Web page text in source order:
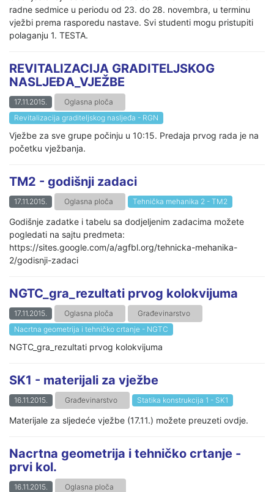
radne sedmice u periodu od 23. do 28. novembra, u terminu
vježbi prema rasporedu nastave. Svi studenti mogu pristupiti
polaganju 1. TESTA.
REVITALIZACIJA GRADITELJSKOG
NASLJEĐA_VJEŽBE
17.11.2015.
Oglasna ploča
Revitalizacija graditeljskog nasljeđa - RGN
Vježbe za sve grupe počinju u 10:15. Predaja prvog rada je na
početku vježbanja.
TM2 - godišnji zadaci
17.11.2015. Oglasna ploča Tehnička mehanika 2 - TM2
Godišnje zadatke i tabelu sa dodjeljenim zadacima možete
pogledati na sajtu predmeta:
https://sites.google.com/a/agfbl.org/tehnicka-mehanika-
2/godisnji-zadaci
NGTC_gra_rezultati prvog kolokvijuma
17.11.2015. Oglasna ploča
Građevinarstvo
Nacrtna geometrija i tehničko crtanje - NGTC
NGTC_gra_rezultati prvog kolokvijuma
SK1 - materijali za vježbe
16.11.2015. Građevinarstvo Statika konstrukcija 1 - SK1
Materijale za sljedeće vježbe (17.11.) možete preuzeti ovdje.
Nacrtna geometrija i tehničko crtanje -
prvi kol.
16.11.2015.
Oglasna ploča